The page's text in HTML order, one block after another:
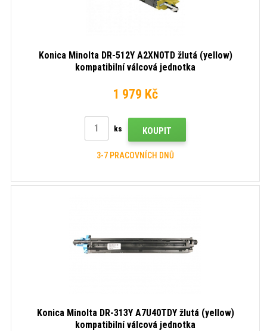
Konica Minolta DR-512Y A2XN0TD žlutá (yellow)
kompatibilní válcová jednotka
1 979 Kč
ks KOUPIT
3-7 PRACOVNÍCH DNŮ
Konica Minolta DR-313Y A7U40TDY žlutá (yellow)
kompatibilní válcová jednotka